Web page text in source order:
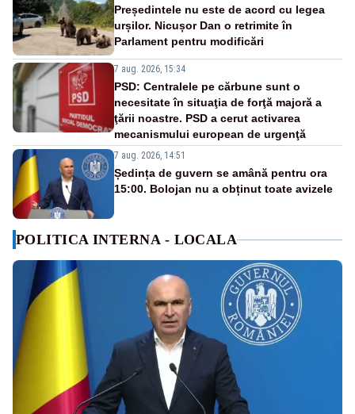
Președintele nu este de acord cu legea
urșilor. Nicușor Dan o retrimite în
Parlament pentru modificări
7 aug. 2026, 15:34
PSD: Centralele pe cărbune sunt o
necesitate în situaţia de forţă majoră a
ţării noastre. PSD a cerut activarea
mecanismului european de urgenţă
7 aug. 2026, 14:51
Ședința de guvern se amână pentru ora
15:00. Bolojan nu a obținut toate avizele
POLITICA INTERNA - LOCALA